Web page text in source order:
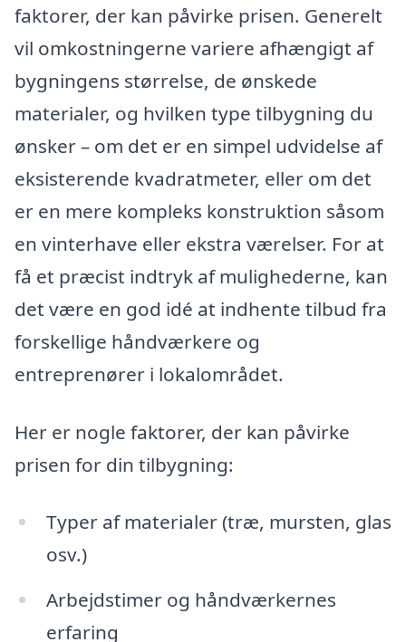
faktorer, der kan påvirke prisen. Generelt
vil omkostningerne variere afhængigt af
bygningens størrelse, de ønskede
materialer, og hvilken type tilbygning du
ønsker – om det er en simpel udvidelse af
eksisterende kvadratmeter, eller om det
er en mere kompleks konstruktion såsom
en vinterhave eller ekstra værelser. For at
få et præcist indtryk af mulighederne, kan
det være en god idé at indhente tilbud fra
forskellige håndværkere og
entreprenører i lokalområdet.
Her er nogle faktorer, der kan påvirke
prisen for din tilbygning:
Typer af materialer (træ, mursten, glas
osv.)
Arbejdstimer og håndværkernes
erfaring